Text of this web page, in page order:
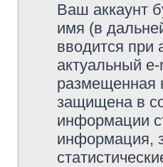
Ваш аккаунт
имя (в
вводится
актуальный
размещенная
защищена в
информации
информация,